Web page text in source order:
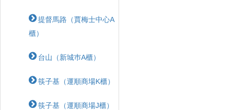
提督馬路（賈梅士中心A
櫃）
台山（新城巿A櫃）
筷子基（運順商場K櫃）
筷子基（運順商場J櫃）